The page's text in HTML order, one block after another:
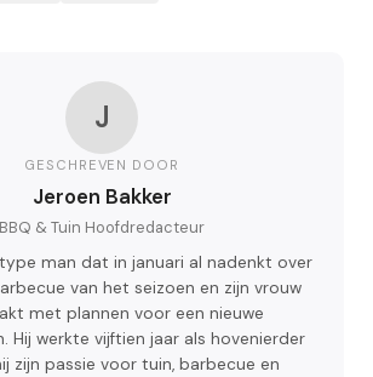
J
GESCHREVEN DOOR
Jeroen Bakker
BBQ & Tuin Hoofdredacteur
man dat in januari al nadenkt over
van het seizoen en zijn vrouw
met plannen voor een nieuwe
Hij werkte vijftien jaar als hovenierder
zijn passie voor tuin, barbecue en